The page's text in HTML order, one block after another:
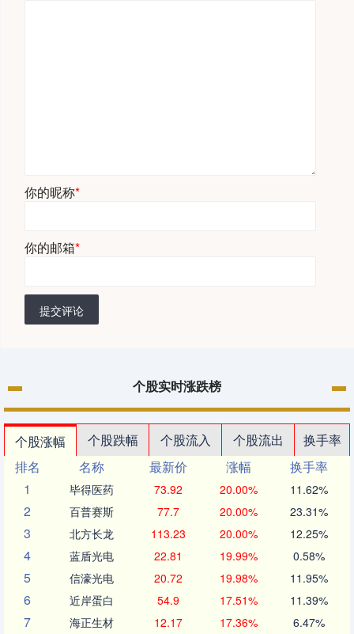
你的昵称*
你的邮箱*
提交评论
个股实时涨跌榜
个股涨幅 个股跌幅 个股流入 个股流出
换手率
排名
名称 最新价 涨幅
换手率
1
毕得医药 73.92 20.00% 11.62%
2 百普赛斯 77.7 20.00% 23.31%
3 北方长龙 113.23 20.00% 12.25%
4 蓝盾光电 22.81 19.99% 0.58%
5 信濠光电 20.72 19.98% 11.95%
6 近岸蛋白 54.9 17.51% 11.39%
7 海正生材 12.17 17.36% 6.47%